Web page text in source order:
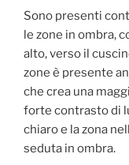
Sono presenti
le zone in ombra,
alto, verso il
zone è presente
che crea una
forte contrasto di
chiaro e la zona
seduta in ombra.